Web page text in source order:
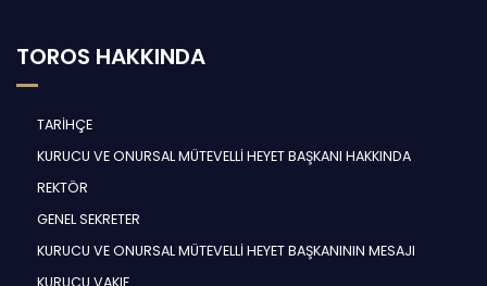
TOROS HAKKINDA
TARİHÇE
KURUCU VE ONURSAL MÜTEVELLİ HEYET BAŞKANI HAKKINDA
REKTÖR
GENEL SEKRETER
KURUCU VE ONURSAL MÜTEVELLİ HEYET BAŞKANININ MESAJI
KURUCU VAKIF